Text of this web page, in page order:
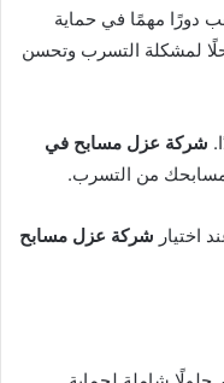
دورًا مهمًا في حماية
لمشكلة التسرب وتحسن
شركة عزل مسابح في
من التسرب.
اختيار شركة عزل مسابح